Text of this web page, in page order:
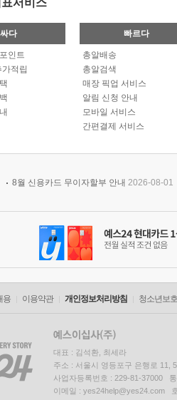
서비스
싸다
인트
적립
빠르다
총알배송
총알검색
매장 픽업 서비스
알림 신청 안내
모바일 서비스
간편결제 서비스
8월 신용카드 무이자할부 안내 2026-08-01
용 이용약관 개인정보처리방침 청소년보
대표 : 김석환, 최세라
주소 : 서울시 영등포구 은행로 11,
사업자등록번호 : 229-81-37000
이메일 : yes24help@yes24.com